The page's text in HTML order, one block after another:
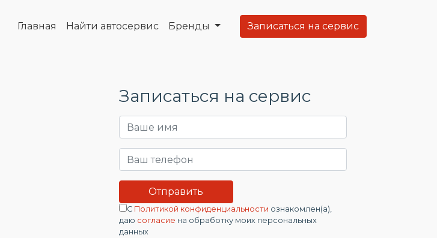
Главная Найти автосервис Бренды Записаться на сервис
Записаться на сервис
С Политикой конфиденциальности ознакомлен(а),
даю согласие на обработку моих персональных
данных